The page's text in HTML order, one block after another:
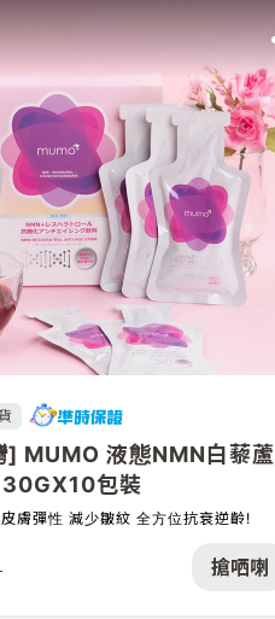
搶哂喇
MUMO 液態NMN白藜蘆
30GX10包裝
膚彈性 減少皺紋 全方位抗衰逆齡!